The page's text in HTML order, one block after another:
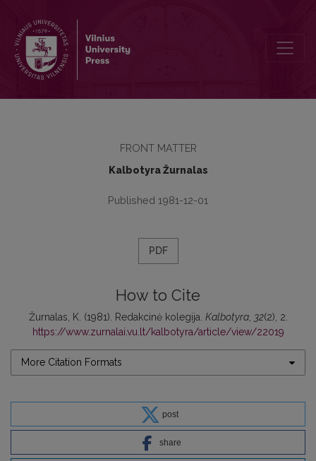
FRONT MATTER
Kalbotyra Žurnalas
Published 1981-12-01
PDF
How to Cite
Žurnalas, K. (1981). Redakcinė kolegija. Kalbotyra, 32(2), 2.
https://www.zurnalai.vu.lt/kalbotyra/article/view/22019
More Citation Formats
post
share